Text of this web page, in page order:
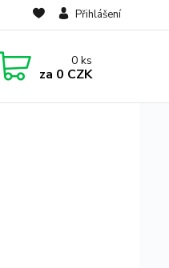
Přihlášení
0 ks
za 0 CZK